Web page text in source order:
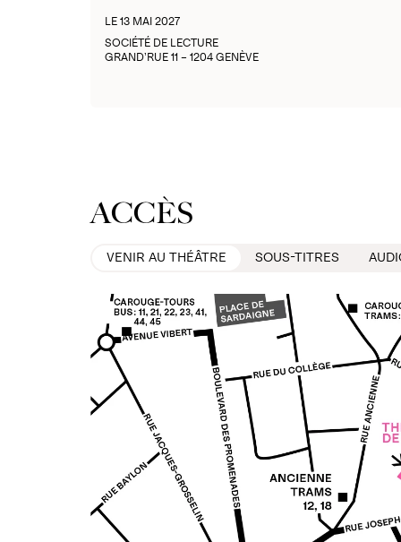
LE 13 MAI 2027
SOCIÉTÉ DE LECTURE
GRAND’RUE 11 – 1204 GENÈVE
ACCÈS
VENIR AU THÉÂTRE SOUS-TITRES